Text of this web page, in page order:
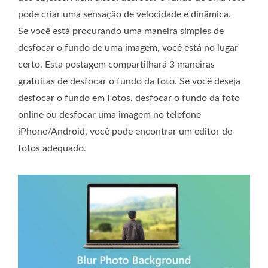
pode criar uma sensação de velocidade e dinâmica.
Se você está procurando uma maneira simples de
desfocar o fundo de uma imagem, você está no lugar
certo. Esta postagem compartilhará 3 maneiras
gratuitas de desfocar o fundo da foto. Se você deseja
desfocar o fundo em Fotos, desfocar o fundo da foto
online ou desfocar uma imagem no telefone
iPhone/Android, você pode encontrar um editor de
fotos adequado.